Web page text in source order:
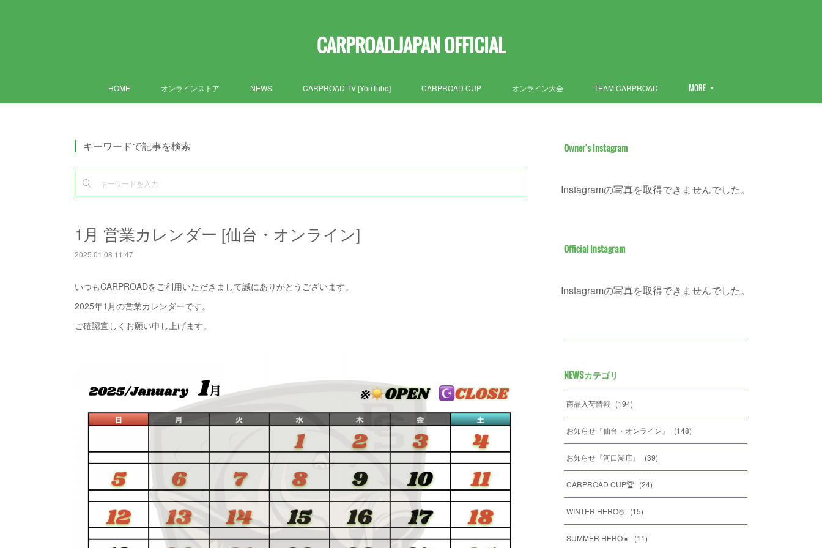
CARPROAD.JAPAN OFFICIAL
HOME オンラインストア NEWS CARPROAD TV [YouTube] CARPROAD CUP オンライン大会 TEAM CARPROAD MORE
キーワードで記事を検索
1月 営業カレンダー [仙台・オンライン]
2025.01.08 11:47
いつもCARPROADをご利用いただきまして誠にありがとうございます。
2025年1月の営業カレンダーです。
ご確認宜しくお願い申し上げます。
Owner's Instagram
Instagramの写真を取得できませんでした。
Official Instagram
Instagramの写真を取得できませんでした。
NEWSカテゴリ
商品入荷情報 (194)
お知らせ『仙台・オンライン』 (148)
お知らせ『河口湖店』 (39)
CARPROAD CUP🏆 (24)
WINTER HERO☃️ (15)
SUMMER HERO☀️ (11)